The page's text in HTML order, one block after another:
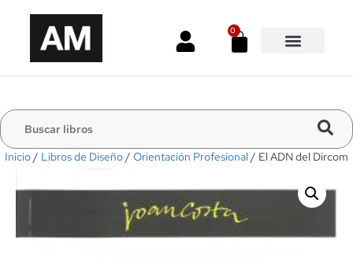
0
Inicio/ Libros de Diseño/ Orientación Profesional / El ADN del Dircom